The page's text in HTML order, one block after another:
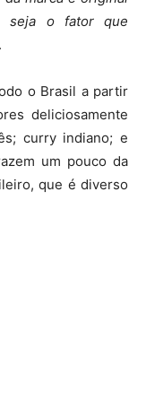
seja o fator que
o Brasil a partir
deliciosamente
curry indiano; e
um pouco da
que é diverso